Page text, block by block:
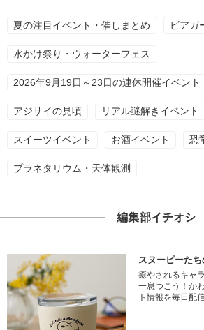
夏の注目イベント・催しまとめ ビアガ
水かけ祭り・ウォーターフェス
2026年9月19日～23日の連休開催イベント
アジサイの見頃 リアル謎解きイベント
スイーツイベント お酒イベント 恐
プラネタリウム・天体観測
編集部イチオシ
スヌーピーた
癒やされるキャ
一息つこう！か
ト情報を毎日配